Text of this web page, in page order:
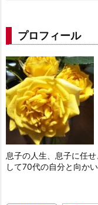
プロフィール
息子の人生、息子に任
して70代の自分と向か